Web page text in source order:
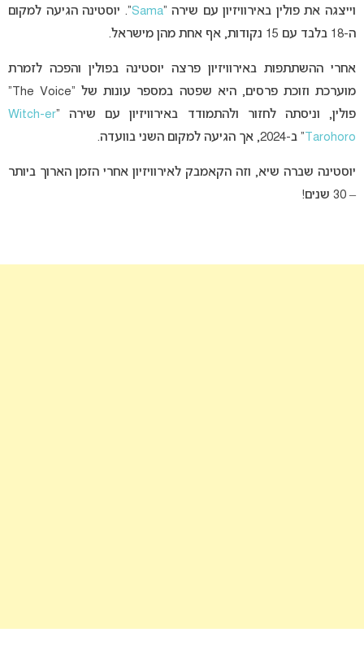
וייצגה את פולין באירוויזיון עם שירה “Sama“. יוסטינה הגיעה למקום
ה-18 בלבד עם 15 נקודות, אף אחת מהן מישראל.
אחרי ההשתתפות באירוויזיון פרצה יוסטינה בפולין והפכה לזמרת
מוערכת וזוכת פרסים, היא שפטה במספר עונות של “The Voice”
פולין, וניסתה לחזור ולהתמודד באירוויזיון עם שירה “ Witch-er
Tarohoro
” ב-2024, אך הגיעה למקום השני בוועדה.
יוסטינה שברה שיא, וזה הקאמבק לאירוויזיון אחרי הזמן הארוך ביותר
– 30 שנים!